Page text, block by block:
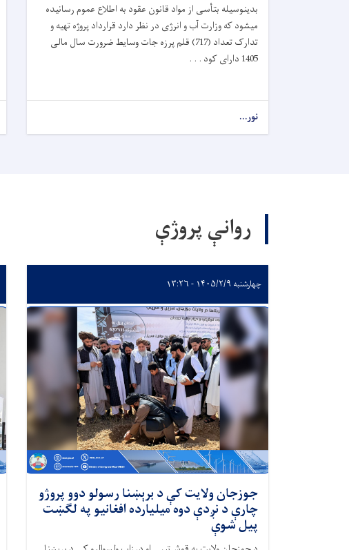
بدینوسیله بتأسی از مواد قانون عقود به اطلاع عموم رسانیده
میشود که وزارت آب و انرژی در نظر دارد قرارداد پروژه تهیه و
تدارک تعداد (717) قلم پرزه جات وسایط ضرورت سال مالی
1405 دارای کود . . .
نور...
روانې پروژې
چهارشنبه ۱۴۰۵/۲/۹ - ۱۳:۲۶
جوزجان ولایت کې د برېښنا رسولو دوو پروژو
چارې د نږدې دوه میلیارده افغانیو په لګښت
پیل شوې